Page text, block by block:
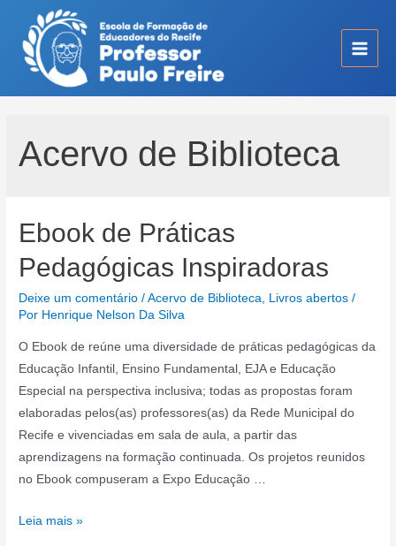
conteúdo
Main
Acervo de Biblioteca
Ebook de Práticas
Pedagógicas Inspiradoras
Deixe um comentário /Acervo de Biblioteca, Livros abertos /
Por Henrique Nelson Da Silva
O Ebook de reúne uma diversidade de práticas pedagógicas da
Educação Infantil, Ensino Fundamental, EJA e Educação
Especial na perspectiva inclusiva; todas as propostas foram
elaboradas pelos(as) professores(as) da Rede Municipal do
Recife e vivenciadas em sala de aula, a partir das
aprendizagens na formação continuada. Os projetos reunidos
no Ebook compuseram a Expo Educação …
Ebook
Leia mais »